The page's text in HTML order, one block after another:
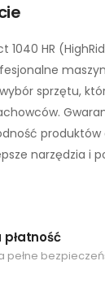
HR
sprzętu,
produktów
narzędzia i
płatność
pełne